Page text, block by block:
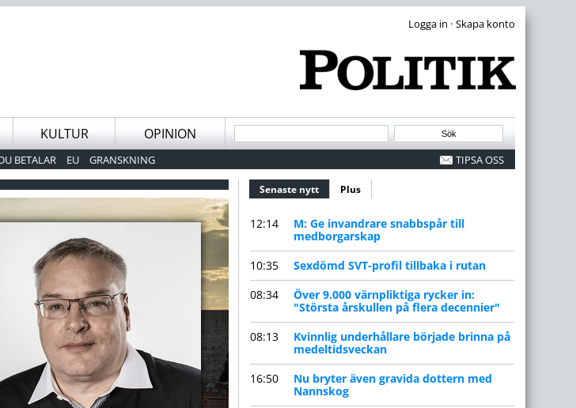
·
KULTUR OPINION
BETALAR EU GRANSKNING TIPSA OSS
Senaste nytt (aktiv flik)
Plus
12:14
M: Ge invandrare snabbspår till
medborgarskap
10:35
Sexdömd SVT-profil tillbaka i rutan
08:34
Över 9.000 värnpliktiga rycker in:
"Största årskullen på flera decennier"
08:13
Kvinnlig underhållare började brinna på
medeltidsveckan
16:50
Nu bryter även gravida dottern med
Nannskog